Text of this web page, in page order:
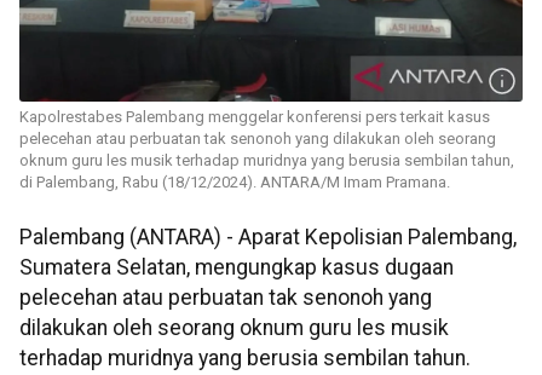
Kapolrestabes Palembang menggelar konferensi pers terkait kasus
pelecehan atau perbuatan tak senonoh yang dilakukan oleh seorang
oknum guru les musik terhadap muridnya yang berusia sembilan tahun,
di Palembang, Rabu (18/12/2024). ANTARA/M Imam Pramana.
Palembang (ANTARA) - Aparat Kepolisian Palembang,
Sumatera Selatan, mengungkap kasus dugaan
pelecehan atau perbuatan tak senonoh yang
dilakukan oleh seorang oknum guru les musik
terhadap muridnya yang berusia sembilan tahun.